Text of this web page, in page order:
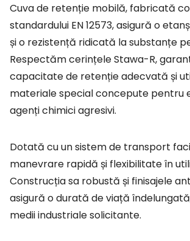
Cuva de retenție mobilă, fabricată conform
standardului EN 12573, asigură o
și o rezistență ridicată la substanțe
Respectăm cerințele Stawa-R,
capacitate de retenție adecvată și
materiale special concepute pentru
agenți chimici agresivi.
Dotată cu un sistem de transport facil, cuva permite
manevrare rapidă și flexibilitate în
Construcția sa robustă și finisajele
asigură o durată de viață
medii industriale solicitante.